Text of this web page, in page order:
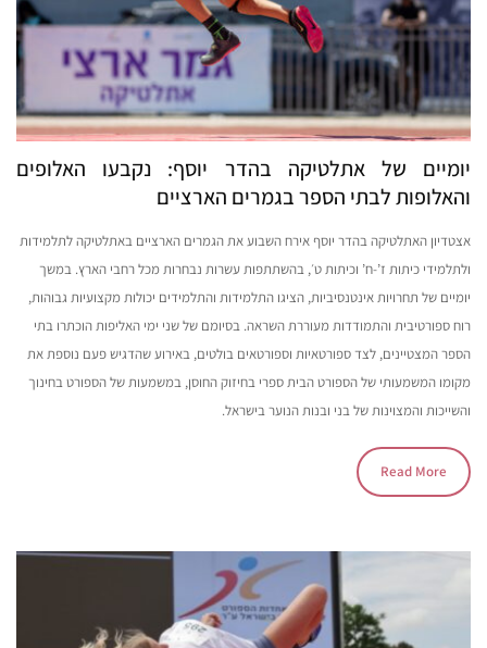
יומיים של אתלטיקה בהדר יוסף: נקבעו האלופים
והאלופות לבתי הספר בגמרים הארציים
אצטדיון האתלטיקה בהדר יוסף אירח השבוע את הגמרים הארציים באתלטיקה לתלמידות
ולתלמידי כיתות ז’-ח’ וכיתות ט׳, בהשתתפות עשרות נבחרות מכל רחבי הארץ. במשך
יומיים של תחרויות אינטנסיביות, הציגו התלמידות והתלמידים יכולות מקצועיות גבוהות,
רוח ספורטיבית והתמודדות מעוררת השראה. בסיומם של שני ימי האליפות הוכתרו בתי
הספר המצטיינים, לצד ספורטאיות וספורטאים בולטים, באירוע שהדגיש פעם נוספת את
מקומו המשמעותי של הספורט הבית ספרי בחיזוק החוסן, במשמעות של הספורט בחינוך
והשייכות והמצוינות של בני ובנות הנוער בישראל.
Read More